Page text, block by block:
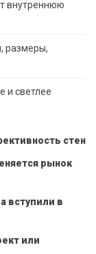
внутреннюю
размеры,
и светлее
стен
рынок
вступили в
или